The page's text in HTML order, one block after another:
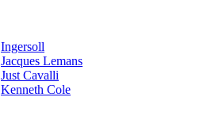
Ingersoll
Jacques Lemans
Just Cavalli
Kenneth Cole